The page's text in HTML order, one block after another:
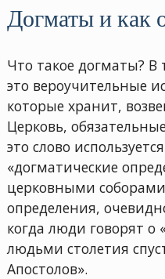
Догматы и как
Что такое догматы?
это вероучительные
которые хранит,
Церковь,
это слово
«догматические
церковными
определения,
когда люди говорят о
людьми столетия
Апостолов».